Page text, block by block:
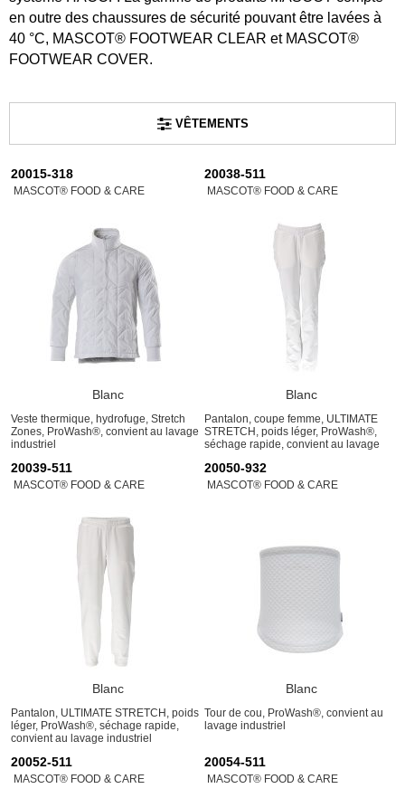
en outre des chaussures de sécurité pouvant être lavées à
40 °C, MASCOT® FOOTWEAR CLEAR et MASCOT®
FOOTWEAR COVER.
VÊTEMENTS
20015-318
MASCOT® FOOD & CARE
Blanc
Veste thermique, hydrofuge, Stretch
Zones, ProWash®, convient au lavage
industriel
20038-511
MASCOT® FOOD & CARE
Blanc
Pantalon, coupe femme, ULTIMATE
STRETCH, poids léger, ProWash®,
séchage rapide, convient au lavage
20039-511
MASCOT® FOOD & CARE
Blanc
Pantalon, ULTIMATE STRETCH, poids
léger, ProWash®, séchage rapide,
convient au lavage industriel
20050-932
MASCOT® FOOD & CARE
Blanc
Tour de cou, ProWash®, convient au
lavage industriel
20052-511
MASCOT® FOOD & CARE
20054-511
MASCOT® FOOD & CARE